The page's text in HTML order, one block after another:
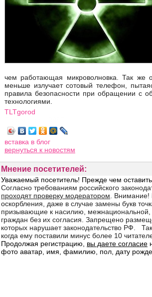
чем работающая микроволновка. Так же
меньше излучает сотовый телефон,
правила безопасности при обращении с
технологиями.
TLTgorod
вставка в блог
вернуться к новостям
Мнение посетителей: